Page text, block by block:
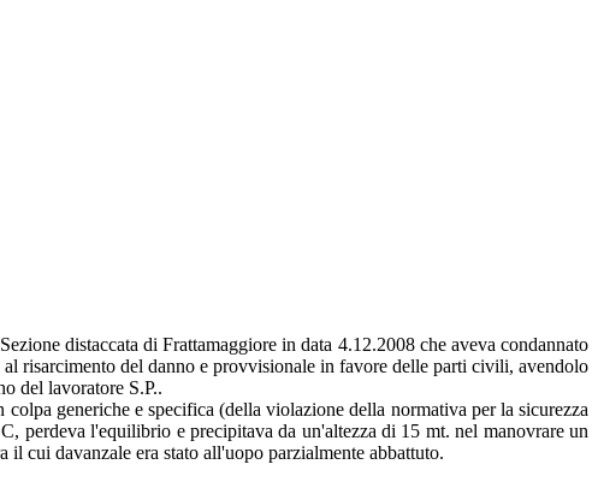
distaccata di Frattamaggiore in data 4.12.2008 che aveva condannato
risarcimento del danno e provvisionale in favore delle parti civili, avendolo
del lavoratore S.P..
generiche e specifica (della violazione della normativa per la sicurezza
perdeva l'equilibrio e precipitava da un'altezza di 15 mt. nel manovrare un
cui davanzale era stato all'uopo parzialmente abbattuto.